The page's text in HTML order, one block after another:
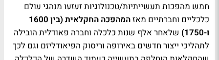
חמש מהפכות תעשייתיות/טכנולוגיות זעזעו מנהגי עולם
כלכליים וחברתיים מאז
המהפכה החקלאית (בין 1600
ו-1750)
שלאחר אלף שנות כלכלה וחברה פאודלית הובילה
לתהליכי ייצור חדשים באירופה וריסוק הפיאודליזם וגם לכך